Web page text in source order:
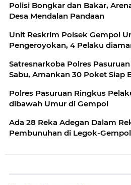
Polisi Bongkar dan Bakar,
Desa Mendalan Pandaan
Unit Reskrim Polsek Gempol
Pengeroyokan, 4 Pelaku
Satresnarkoba Polres
Sabu, Amankan 30 Poket Siap
Polres Pasuruan Ringkus
dibawah Umur di Gempol
Ada 28 Reka Adegan Dalam
Pembunuhan di Legok-Gempol